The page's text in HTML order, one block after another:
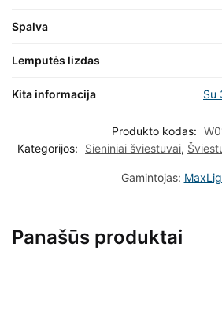
Spalva
Lemputės lizdas
Kita informacija Su
Produkto kodas:
Kategorijos:
Sieniniai šviestuvai,
Gamintojas:
Panašūs produktai